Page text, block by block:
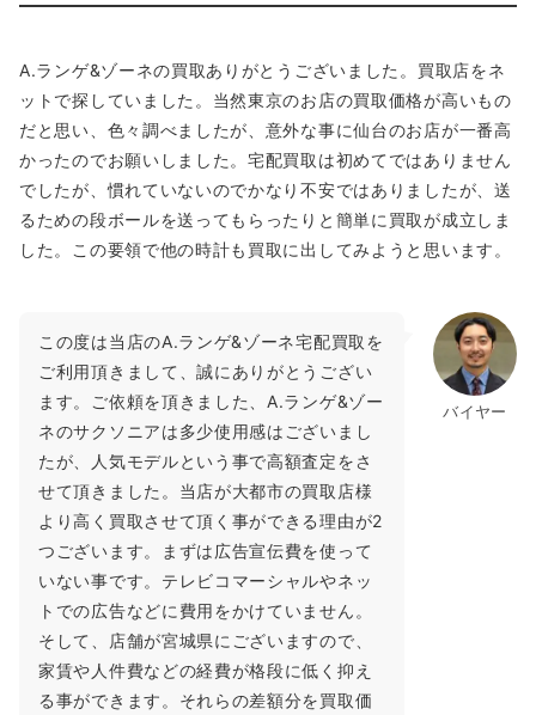
A.ランゲ&ゾーネの買取ありがとうございました。買取店をネ
ットで探していました。当然東京のお店の買取価格が高いもの
だと思い、色々調べましたが、意外な事に仙台のお店が一番高
かったのでお願いしました。宅配買取は初めてではありません
でしたが、慣れていないのでかなり不安ではありましたが、送
るための段ボールを送ってもらったりと簡単に買取が成立しま
した。この要領で他の時計も買取に出してみようと思います。
バイヤー
この度は当店のA.ランゲ&ゾーネ宅配買取を
ご利用頂きまして、誠にありがとうござい
ます。ご依頼を頂きました、A.ランゲ&ゾー
ネのサクソニアは多少使用感はございまし
たが、人気モデルという事で高額査定をさ
せて頂きました。当店が大都市の買取店様
より高く買取させて頂く事ができる理由が2
つございます。まずは広告宣伝費を使って
いない事です。テレビコマーシャルやネッ
トでの広告などに費用をかけていません。
そして、店舗が宮城県にございますので、
家賃や人件費などの経費が格段に低く抑え
る事ができます。それらの差額分を買取価